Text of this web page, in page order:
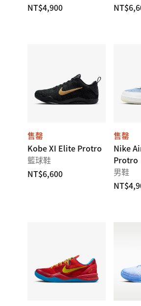
NT$4,900
售罄
Kobe XI Elite Protro
籃球鞋
NT$6,600
售罄
Nike
Protro
男鞋